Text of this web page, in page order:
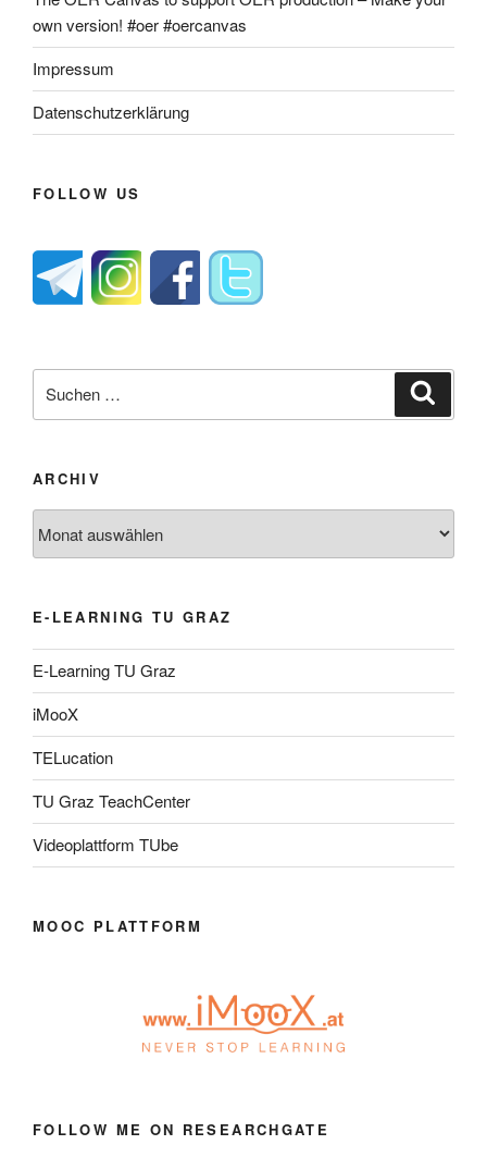
own version! #oer #oercanvas
Impressum
Datenschutzerklärung
FOLLOW US
nach:
ARCHIV
E-LEARNING TU GRAZ
E-Learning TU Graz
iMooX
TELucation
TU Graz TeachCenter
Videoplattform TUbe
MOOC PLATTFORM
FOLLOW ME ON RESEARCHGATE